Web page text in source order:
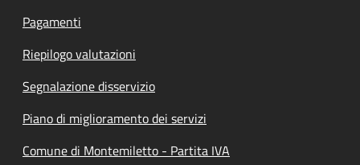
Pagamenti
Riepilogo valutazioni
Segnalazione disservizio
Piano di miglioramento dei servizi
Comune di Montemiletto - Partita IVA